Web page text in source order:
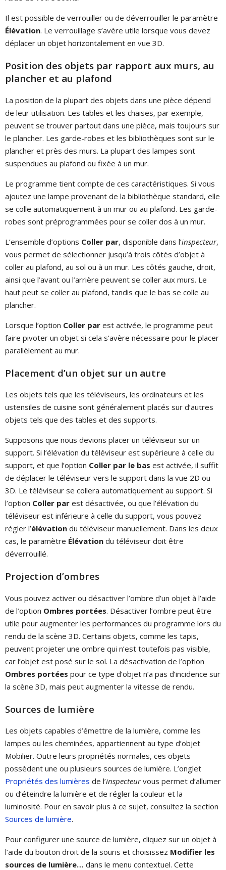
Il est possible de verrouiller ou de déverrouiller le paramètre
Élévation. Le verrouillage s’avère utile lorsque vous devez
déplacer un objet horizontalement en vue 3D.
Position des objets par rapport aux murs, au
plancher et au plafond
La position de la plupart des objets dans une pièce dépend
de leur utilisation. Les tables et les chaises, par exemple,
peuvent se trouver partout dans une pièce, mais toujours sur
le plancher. Les garde-robes et les bibliothèques sont sur le
plancher et près des murs. La plupart des lampes sont
suspendues au plafond ou fixée à un mur.
Le programme tient compte de ces caractéristiques. Si vous
ajoutez une lampe provenant de la bibliothèque standard, elle
se colle automatiquement à un mur ou au plafond. Les garde-
robes sont préprogrammées pour se coller dos à un mur.
L’ensemble d’options Coller par, disponible dans l’inspecteur,
vous permet de sélectionner jusqu’à trois côtés d’objet à
coller au plafond, au sol ou à un mur. Les côtés gauche, droit,
ainsi que l’avant ou l’arrière peuvent se coller aux murs. Le
haut peut se coller au plafond, tandis que le bas se colle au
plancher.
Lorsque l’option Coller par est activée, le programme peut
faire pivoter un objet si cela s’avère nécessaire pour le placer
parallèlement au mur.
Placement d’un objet sur un autre
Les objets tels que les téléviseurs, les ordinateurs et les
ustensiles de cuisine sont généralement placés sur d’autres
objets tels que des tables et des supports.
Supposons que nous devions placer un téléviseur sur un
support. Si l’élévation du téléviseur est supérieure à celle du
support, et que l’option Coller par le bas est activée, il suffit
de déplacer le téléviseur vers le support dans la vue 2D ou
3D. Le téléviseur se collera automatiquement au support. Si
l’option Coller par est désactivée, ou que l’élévation du
téléviseur est inférieure à celle du support, vous pouvez
régler l’élévation du téléviseur manuellement. Dans les deux
cas, le paramètre Élévation du téléviseur doit être
déverrouillé.
Projection d’ombres
Vous pouvez activer ou désactiver l’ombre d’un objet à l’aide
de l’option Ombres portées. Désactiver l’ombre peut être
utile pour augmenter les performances du programme lors du
rendu de la scène 3D. Certains objets, comme les tapis,
peuvent projeter une ombre qui n’est toutefois pas visible,
car l’objet est posé sur le sol. La désactivation de l’option
Ombres portées pour ce type d’objet n’a pas d’incidence sur
la scène 3D, mais peut augmenter la vitesse de rendu.
Sources de lumière
Les objets capables d’émettre de la lumière, comme les
lampes ou les cheminées, appartiennent au type d’objet
Mobilier. Outre leurs propriétés normales, ces objets
possèdent une ou plusieurs sources de lumière. L’onglet
Propriétés des lumières de l’inspecteurvous permet d’allumer
ou d’éteindre la lumière et de régler la couleur et la
luminosité. Pour en savoir plus à ce sujet, consultez la section
Sources de lumière.
Pour configurer une source de lumière, cliquez sur un objet à
l’aide du bouton droit de la souris et choisissez Modifier les
sources de lumière… dans le menu contextuel. Cette